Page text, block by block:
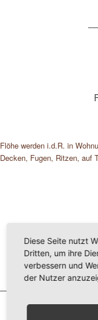
Flöhe werden i.d.R. in
Decken, Fugen, Ritzen, auf
Diese Seite nutzt
Dritten, um ihre
verbessern und
der Nutzer